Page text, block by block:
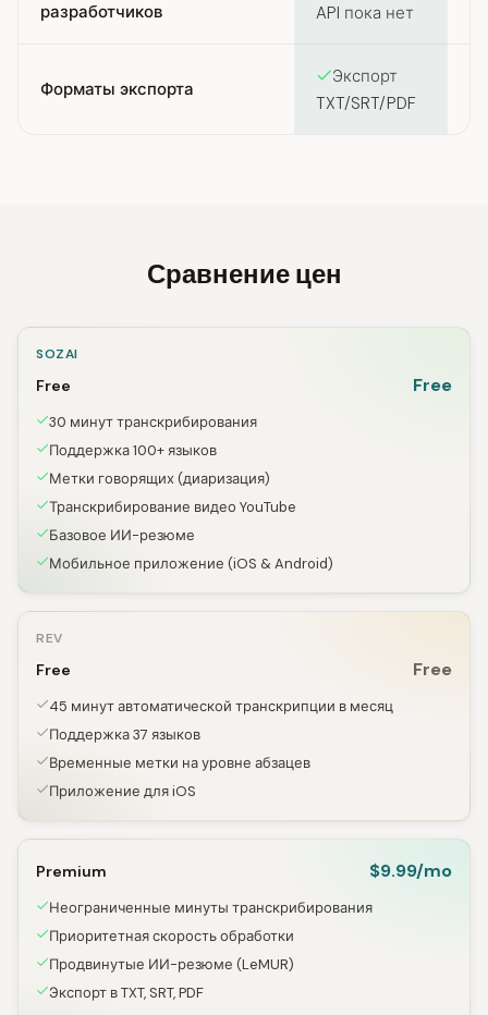
разработчиков
API пока нет
Форматы экспорта
Экспорт
TXT/SRT/PDF
Сравнение цен
SOZAI
Free Free
30 минут транскрибирования
Поддержка 100+ языков
Метки говорящих (диаризация)
Транскрибирование видео YouTube
Базовое ИИ-резюме
Мобильное приложение (iOS & Android)
REV
Free Free
45 минут автоматической транскрипции в месяц
Поддержка 37 языков
Временные метки на уровне абзацев
Приложение для iOS
Premium $9.99/mo
Неограниченные минуты транскрибирования
Приоритетная скорость обработки
Продвинутые ИИ-резюме (LeMUR)
Экспорт в TXT, SRT, PDF